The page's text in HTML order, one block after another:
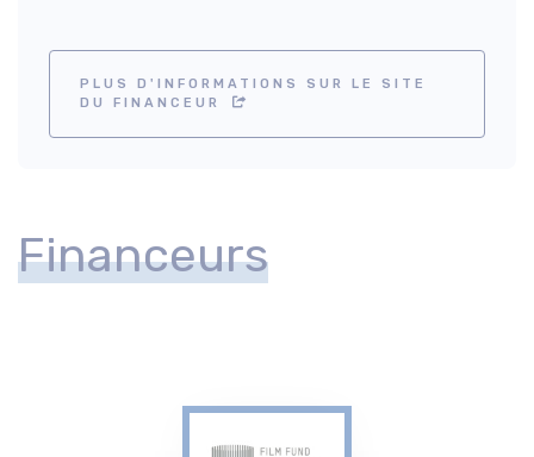
PLUS D'INFORMATIONS SUR LE SITE
DU FINANCEUR
Financeurs